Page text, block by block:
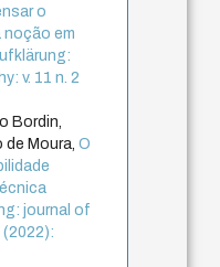
o
noção em
v. 11 n. 2
Bordin,
de Moura,O
journal of
(2022):